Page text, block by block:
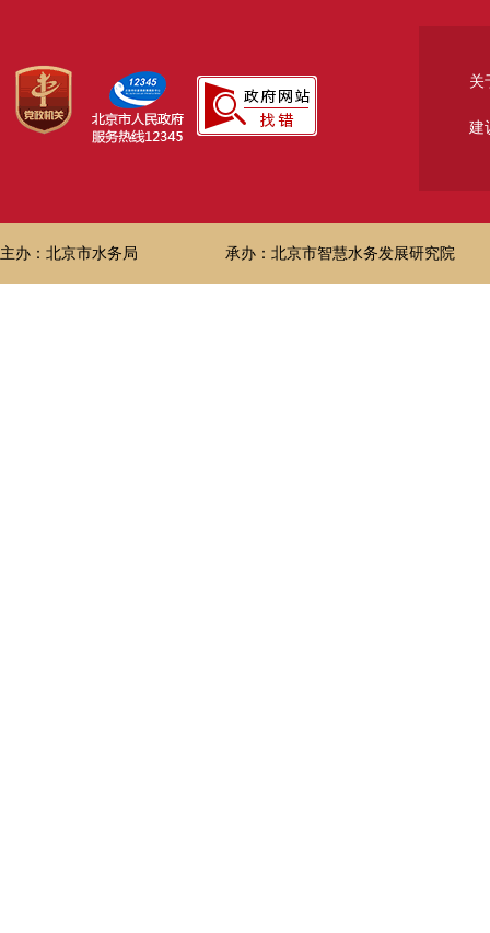
关
建
主办：北京市水务局 承办：北京市智慧水务发展研究院